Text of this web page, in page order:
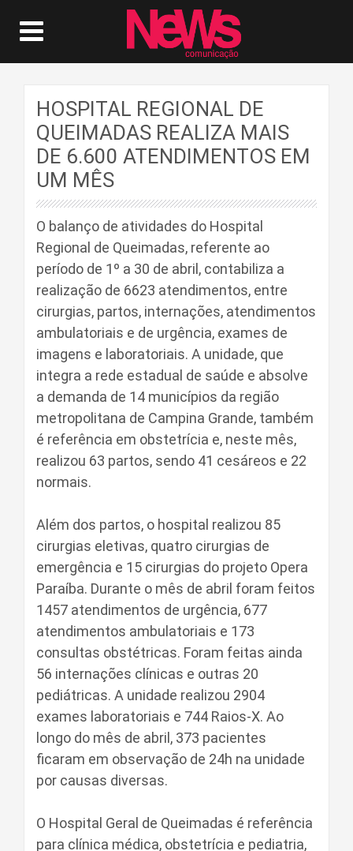
HOSPITAL REGIONAL DE
QUEIMADAS REALIZA MAIS
DE 6.600 ATENDIMENTOS EM
UM MÊS
O balanço de atividades do Hospital
Regional de Queimadas, referente ao
período de 1º a 30 de abril, contabiliza a
realização de 6623 atendimentos, entre
cirurgias, partos, internações, atendimentos
ambulatoriais e de urgência, exames de
imagens e laboratoriais. A unidade, que
integra a rede estadual de saúde e absolve
a demanda de 14 municípios da região
metropolitana de Campina Grande, também
é referência em obstetrícia e, neste mês,
realizou 63 partos, sendo 41 cesáreos e 22
normais.
Além dos partos, o hospital realizou 85
cirurgias eletivas, quatro cirurgias de
emergência e 15 cirurgias do projeto Opera
Paraíba. Durante o mês de abril foram feitos
1457 atendimentos de urgência, 677
atendimentos ambulatoriais e 173
consultas obstétricas. Foram feitas ainda
56 internações clínicas e outras 20
pediátricas. A unidade realizou 2904
exames laboratoriais e 744 Raios-X. Ao
longo do mês de abril, 373 pacientes
ficaram em observação de 24h na unidade
por causas diversas.
O Hospital Geral de Queimadas é referência
para clínica médica, obstetrícia e pediatria,